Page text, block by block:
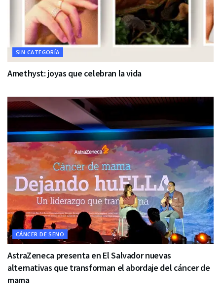
SIN CATEGORÍA
Amethyst: joyas que celebran la vida
CÁNCER DE SENO
AstraZeneca presenta en El Salvador nuevas
alternativas que transforman el abordaje del cáncer de
mama